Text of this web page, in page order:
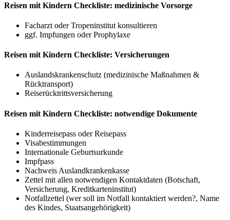
Reisen mit Kindern Checkliste: medizinische Vorsorge
Facharzt oder Tropeninstitut konsultieren
ggf. Impfungen oder Prophylaxe
Reisen mit Kindern Checkliste: Versicherungen
Auslandskrankenschutz (medizinische Maßnahmen &
Rücktransport)
Reiserücktrittsversicherung
Reisen mit Kindern Checkliste: notwendige Dokumente
Kinderreisepass oder Reisepass
Visabestimmungen
Internationale Geburtsurkunde
Impfpass
Nachweis Auslandkrankenkasse
Zettel mit allen notwendigen Kontaktdaten (Botschaft,
Versicherung, Kreditkarteninstitut)
Notfallzettel (wer soll im Notfall kontaktiert werden?, Name
des Kindes, Staatsangehörigkeit)